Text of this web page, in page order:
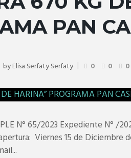
PAN
byElisa Serfaty Serfaty 0 0 0
N° 65/2023 Expediente N° /
Viernes 15 de Diciembre